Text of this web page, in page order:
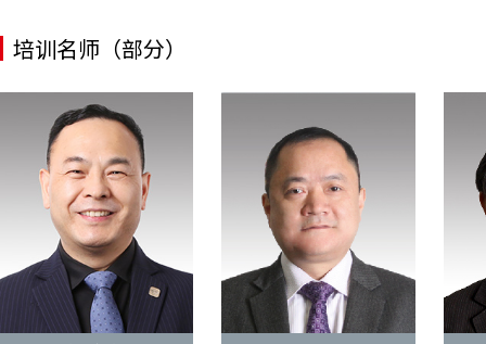
培训名师（部分）